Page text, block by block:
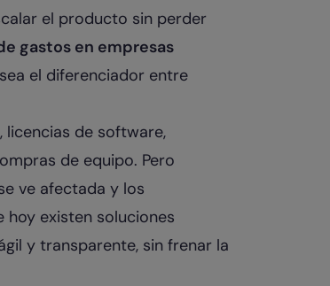
el producto sin perder
gastos en empresas
el diferenciador entre
licencias de software,
de equipo. Pero
ve afectada y los
hoy existen soluciones
y transparente, sin frenar la